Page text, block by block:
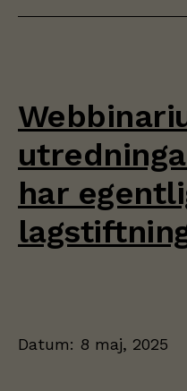
har
Datum: 8 maj, 2025